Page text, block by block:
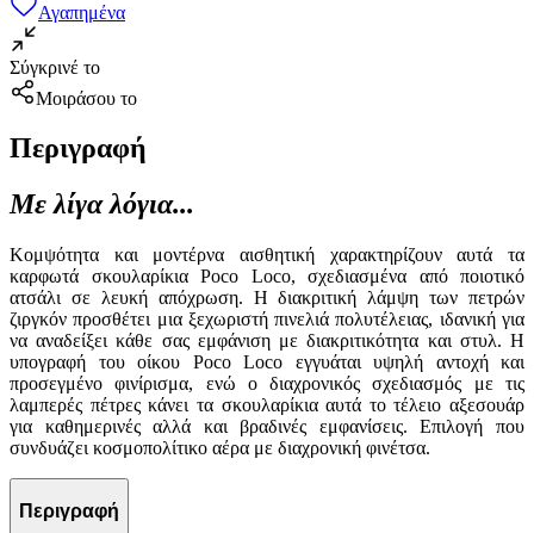
Αγαπημένα
Σύγκρινέ το
Μοιράσου το
Περιγραφή
Με λίγα λόγια...
Κομψότητα και μοντέρνα αισθητική χαρακτηρίζουν αυτά τα
καρφωτά σκουλαρίκια Poco Loco, σχεδιασμένα από ποιοτικό
ατσάλι σε λευκή απόχρωση. Η διακριτική λάμψη των πετρών
ζιργκόν προσθέτει μια ξεχωριστή πινελιά πολυτέλειας, ιδανική για
να αναδείξει κάθε σας εμφάνιση με διακριτικότητα και στυλ. Η
υπογραφή του οίκου Poco Loco εγγυάται υψηλή αντοχή και
προσεγμένο φινίρισμα, ενώ ο διαχρονικός σχεδιασμός με τις
λαμπερές πέτρες κάνει τα σκουλαρίκια αυτά το τέλειο αξεσουάρ
για καθημερινές αλλά και βραδινές εμφανίσεις. Επιλογή που
συνδυάζει κοσμοπολίτικο αέρα με διαχρονική φινέτσα.
Περιγραφή